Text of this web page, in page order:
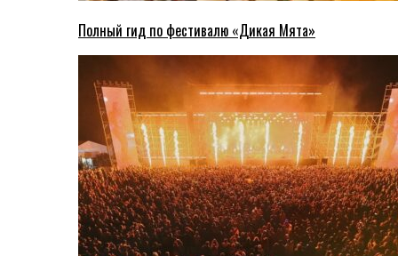
Полный гид по фестивалю «Дикая Мята»